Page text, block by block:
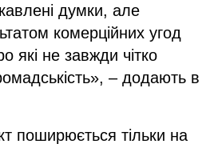
думки, але
комерційних угод
які не завжди чітко
– додають в
поширюється тільки на